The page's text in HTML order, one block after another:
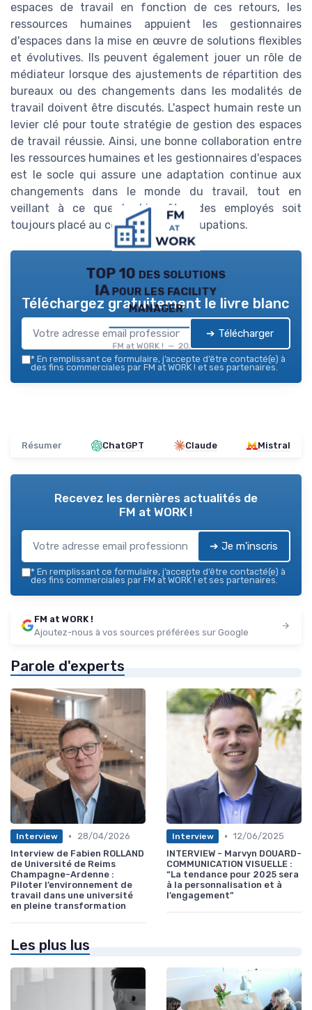
espaces de travail en fonction de ces retours, les
ressources humaines appuient les gestionnaires
d'espaces dans la mise en œuvre de solutions flexibles
et évolutives. Ils peuvent également jouer un rôle de
médiateur lorsque des ajustements de répartition des
bureaux ou des changements dans les modalités de
travail doivent être discutés. L'aspect humain reste un
levier clé pour toute stratégie de gestion des espaces
de travail réussie. Ainsi, une bonne collaboration entre
les ressources humaines et les gestionnaires d'espaces
est le socle qui assure une adaptation continue aux
changements dans le monde du travail, tout en
veillant à ce que le bien-être des employés soit
toujours placé au centre des préoccupations.
TOP 10 des solutions
IA pour les facility
manager
FM at WORK ! — 2026
Téléchargez gratuitement le livre blanc
➔ Télécharger
* En remplissant ce formulaire, j’accepte d’être contacté(e) à
des fins commerciales par FM at WORK ! et ses partenaires.
Résumer ChatGPT Claude Mistral
Recevez les dernières actualités de
FM at WORK !
➔ Je m'inscris
* En remplissant ce formulaire, j’accepte d’être contacté(e) à
des fins commerciales par FM at WORK ! et ses partenaires.
FM at WORK !
Ajoutez-nous à vos sources préférées sur Google
Parole d'experts
Interview •
28/04/2026
Interview de Fabien ROLLAND
de Université de Reims
Champagne-Ardenne :
Piloter l’environnement de
travail dans une université
en pleine transformation
Interview • 12/06/2025
INTERVIEW - Marvyn DOUARD-
COMMUNICATION VISUELLE :
“La tendance pour 2025 sera
à la personnalisation et à
l’engagement”
Les plus lus